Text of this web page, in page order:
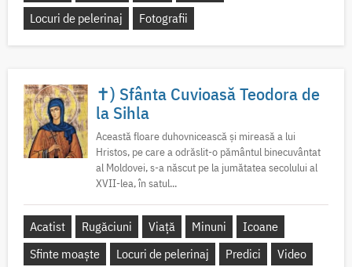
Locuri de pelerinaj
Fotografii
✝) Sfânta Cuvioasă Teodora de
la Sihla
Această floare duhovnicească și mireasă a lui
Hristos, pe care a odrăslit-o pământul binecuvântat
al Moldovei, s-a născut pe la jumătatea secolului al
XVII-lea, în satul...
Acatist Rugăciuni Viață Minuni
Icoane
Sfinte moaște
Locuri de pelerinaj Predici
Video